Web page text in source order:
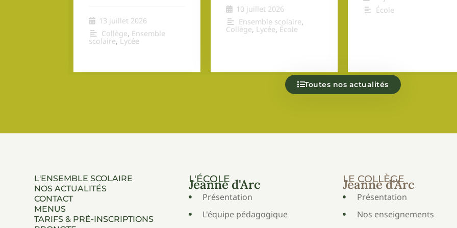
13 juillet 2026
Collège, Ensemble
scolaire,Lycée
10 juillet 2026
Ensemble scolaire,
Collège, Lycée, École
École
Toutes nos actualités
L'ENSEMBLE SCOLAIRE
NOS ACTUALITÉS
CONTACT
MENUS
TARIFS & PRÉ-INSCRIPTIONS
L'ÉCOLE
Jeanne d'Arc
Présentation
L'équipe pédagogique
LE COLLÈGE
Jeanne d'Arc
Présentation
Nos enseignements